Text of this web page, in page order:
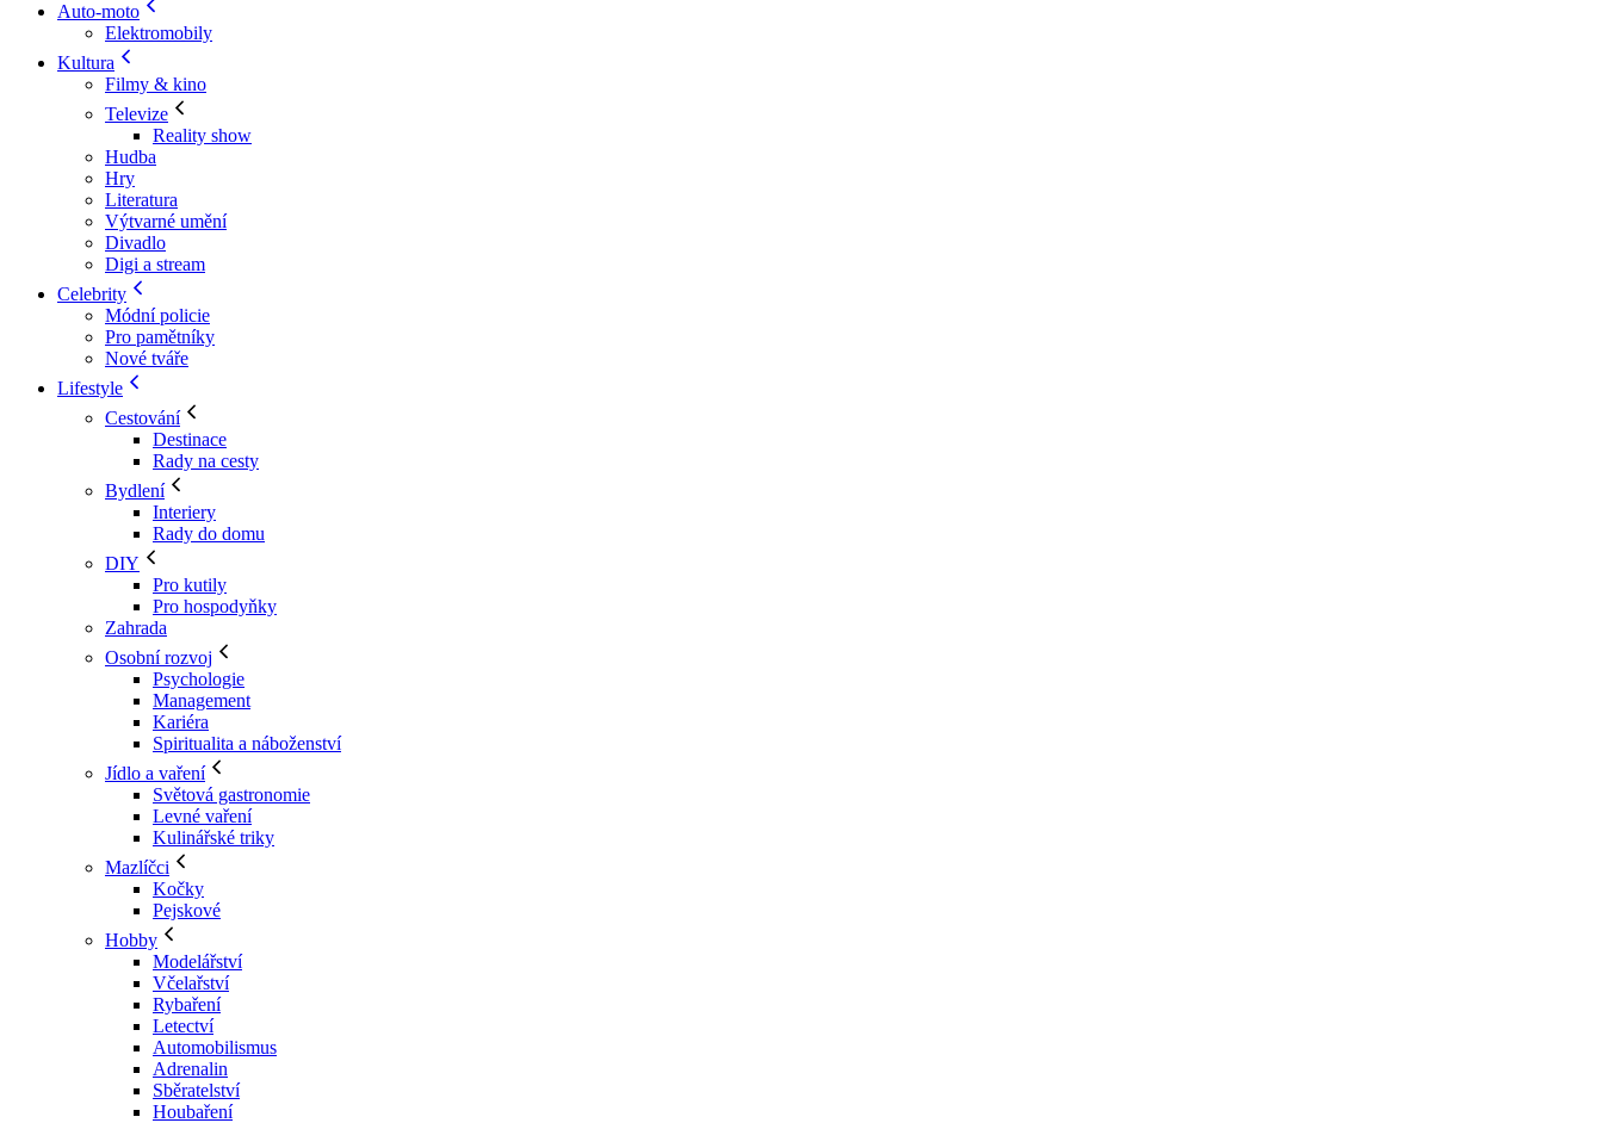
Auto-moto
Elektromobily
Kultura
Filmy & kino
Televize
Reality show
Hudba
Hry
Literatura
Výtvarné umění
Divadlo
Digi a stream
Celebrity
Módní policie
Pro pamětníky
Nové tváře
Lifestyle
Cestování
Destinace
Rady na cesty
Bydlení
Interiery
Rady do domu
DIY
Pro kutily
Pro hospodyňky
Zahrada
Osobní rozvoj
Psychologie
Management
Kariéra
Spiritualita a náboženství
Jídlo a vaření
Světová gastronomie
Levné vaření
Kulinářské triky
Mazlíčci
Kočky
Pejskové
Hobby
Modelářství
Včelařství
Rybaření
Letectví
Automobilismus
Adrenalin
Sběratelství
Houbaření